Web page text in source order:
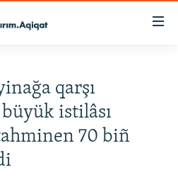
qarşı
istilâsı
70 biñ